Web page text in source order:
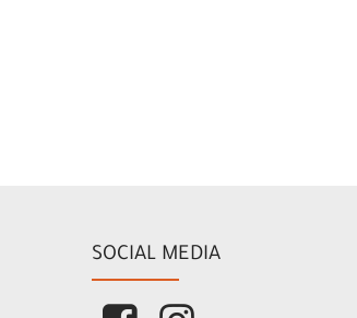
SOCIAL MEDIA